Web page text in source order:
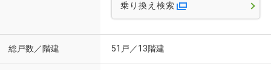
乗り換え検索
総戸数／階建 51戸／13階建